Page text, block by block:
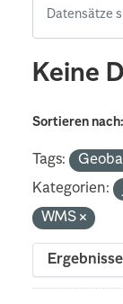
Keine
Sortieren nach
Tags:
Kategorien:
WMS